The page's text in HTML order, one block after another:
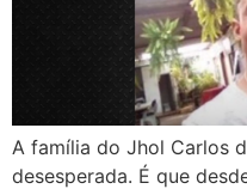
A família do Jhol Carlos
desesperada. É que